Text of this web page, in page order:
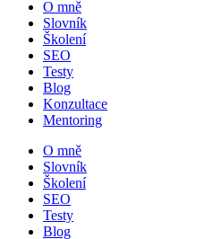
O mně
Slovník
Školení
SEO
Testy
Blog
Konzultace
Mentoring
O mně
Slovník
Školení
SEO
Testy
Blog